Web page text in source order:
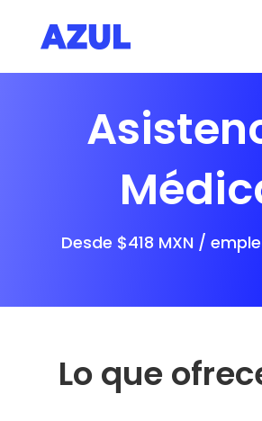
Desde $418 MXN /
Lo que